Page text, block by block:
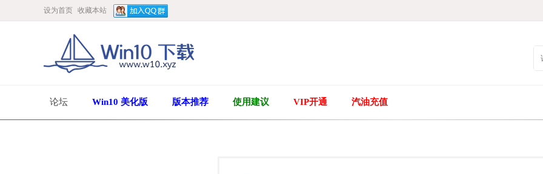
设为首页 收藏本站
论坛 Win10 美化版 版本推荐 使用建议 VIP开通 汽油充值